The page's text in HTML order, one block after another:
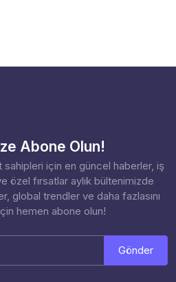
Abone Olun!
sahipleri için en güncel haberler, iş
özel fırsatlar aylık bültenimizde
global trendler ve daha fazlasını
hemen abone olun!
Gönder